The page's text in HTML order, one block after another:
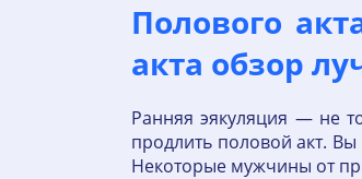
Полового
акта обзор
Ранняя эякуляция — не
продлить половой акт.
Некоторые мужчины от